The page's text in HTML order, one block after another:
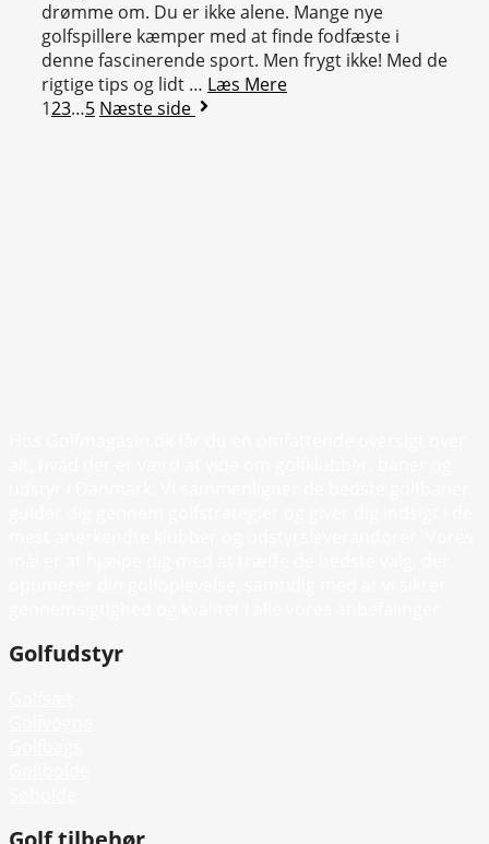
drømme om. Du er ikke alene. Mange nye
golfspillere kæmper med at finde fodfæste i
denne fascinerende sport. Men frygt ikke! Med de
rigtige tips og lidt … Læs Mere
123…5 Næste side
Golfudstyr